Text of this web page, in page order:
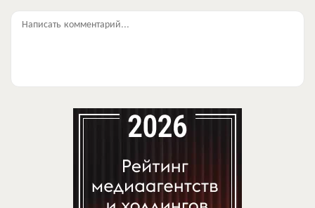
Написать комментарий...